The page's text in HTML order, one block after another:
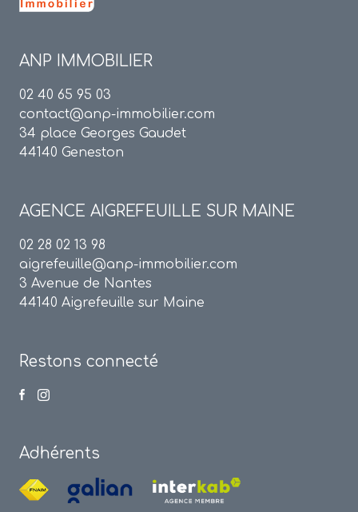
ANP IMMOBILIER
02 40 65 95 03
contact@anp-immobilier.com
34 place Georges Gaudet
44140 Geneston
AGENCE AIGREFEUILLE SUR MAINE
02 28 02 13 98
aigrefeuille@anp-immobilier.com
3 Avenue de Nantes
44140 Aigrefeuille sur Maine
Restons connecté
Adhérents